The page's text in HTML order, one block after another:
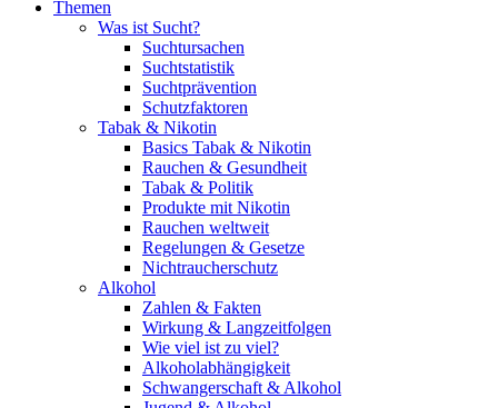
Themen
Was ist Sucht?
Suchtursachen
Suchtstatistik
Suchtprävention
Schutzfaktoren
Tabak & Nikotin
Basics Tabak & Nikotin
Rauchen & Gesundheit
Tabak & Politik
Produkte mit Nikotin
Rauchen weltweit
Regelungen & Gesetze
Nichtraucherschutz
Alkohol
Zahlen & Fakten
Wirkung & Langzeitfolgen
Wie viel ist zu viel?
Alkoholabhängigkeit
Schwangerschaft & Alkohol